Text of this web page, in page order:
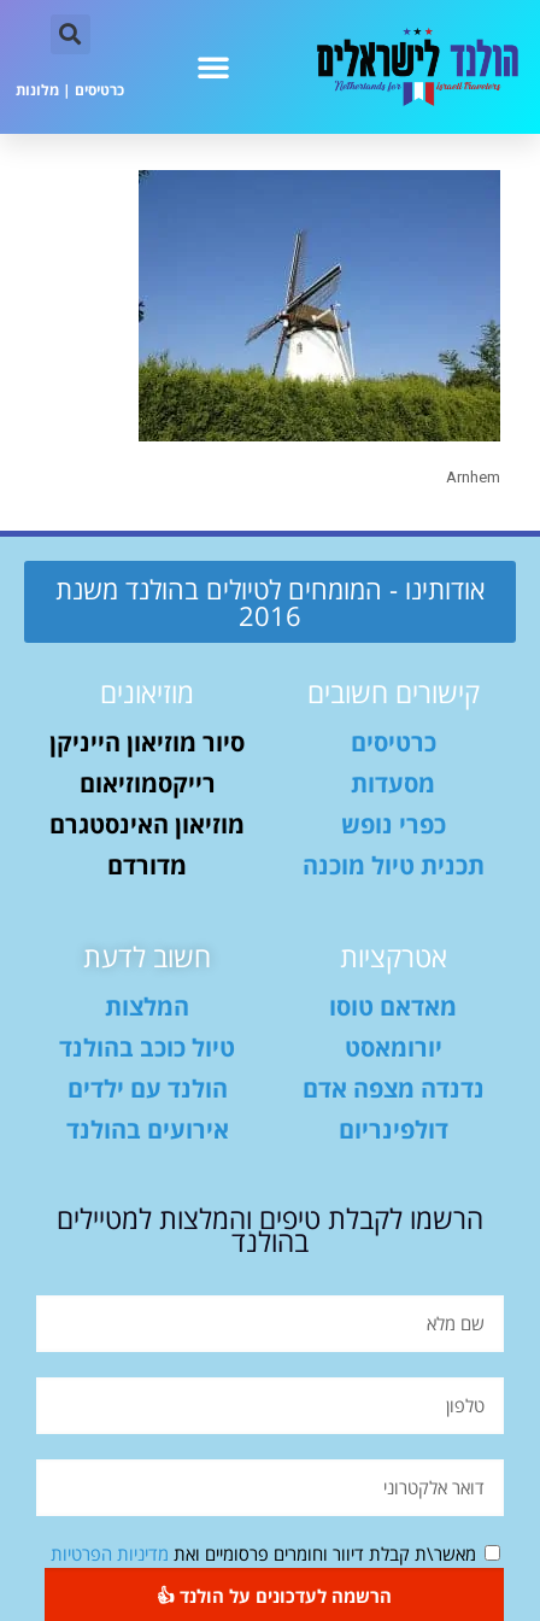
כרטיסים | מלונות
Arnhem
אודותינו - המומחים לטיולים בהולנד משנת
2016
קישורים חשובים
כרטיסים
מסעדות
כפרי נופש
תכנית טיול מוכנה
מוזיאונים
סיור מוזיאון הייניקן
רייקסמוזיאום
מוזיאון האינסטגרם
מדורדם
אטרקציות
מאדאם טוסו
יורומאסט
נדנדה מצפה אדם
דולפינריום
חשוב לדעת
המלצות
טיול כוכב בהולנד
הולנד עם ילדים
אירועים בהולנד
הרשמו לקבלת טיפים והמלצות למטיילים
בהולנד
מאשר\ת קבלת דיוור וחומרים פרסומיים ואת מדיניות הפרטיות
הרשמה לעדכונים על הולנד 👍